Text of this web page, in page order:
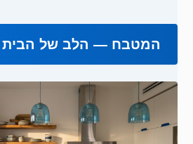
המטבח — הלב של הבית